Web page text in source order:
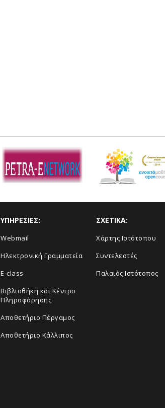
ΥΠΗΡΕΣΙΕΣ:
Webmail
Ηλεκτρονική Γραμματεία
E-class
Βιβλιοθήκη και Κέντρο
Πληροφόρησης
Aποθετήριο Πέργαμος
Αποθετήριο Κάλλιπος
ΣΧΕΤΙΚΑ:
Xάρτης Ιστότοπου
Συντελεστές
Παλαιός Ιστότοπος